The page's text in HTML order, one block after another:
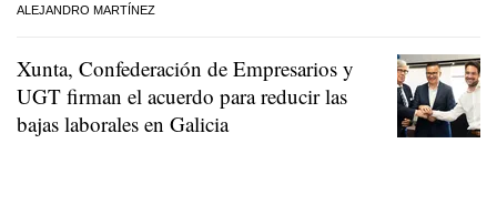
ALEJANDRO MARTÍNEZ
Xunta, Confederación de Empresarios y
UGT firman el acuerdo para reducir las
bajas laborales en Galicia